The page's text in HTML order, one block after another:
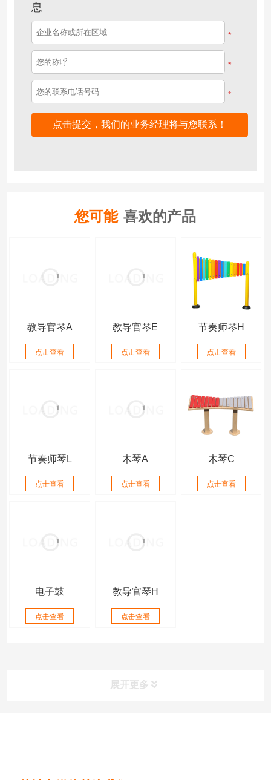
息
*
*
*
您可能 喜欢的产品
教导官琴A
点击查看
教导官琴E
点击查看
节奏师琴H
点击查看
节奏师琴L
点击查看
木琴A
点击查看
木琴C
点击查看
电子鼓
点击查看
教导官琴H
点击查看
展开更多